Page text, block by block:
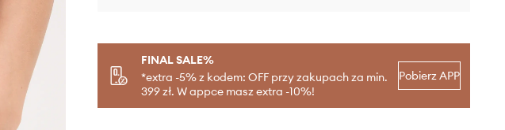
FINAL SALE%
*extra -5% z kodem: OFF przy zakupach za min.
399 zł. W appce masz extra -10%!
Pobierz APP